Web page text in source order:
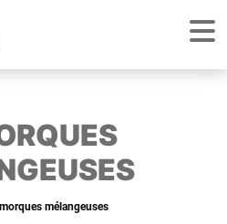
mélangeuses